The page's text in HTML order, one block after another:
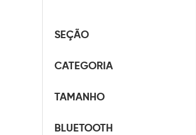
SEÇÃO
CATEGORIA
TAMANHO
BLUETOOTH